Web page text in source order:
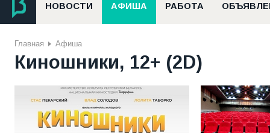
НОВОСТИ АФИША РАБОТА
Главная Афиша
Киношники, 12+ (2D)